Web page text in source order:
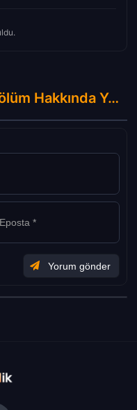
Coroner : 4.Sezon 9.Bölüm Hakkında Yorumlar